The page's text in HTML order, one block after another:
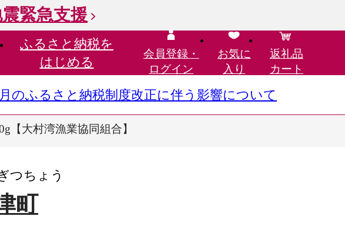
緊急支援
ふるさと納税を
はじめる
会員登録・
ログイン
お気に
入り
返礼品
カート
月のふるさと納税制度改正に伴う影響について
【大村湾漁業協同組合】
つちょう
町